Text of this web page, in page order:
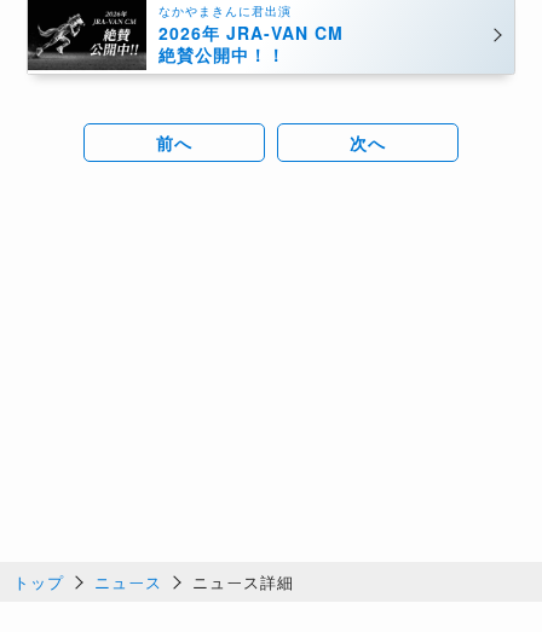
なかやまきんに君出演
2026年 JRA-VAN CM
絶賛公開中！！
前へ 次へ
トップ ニュース ニュース詳細